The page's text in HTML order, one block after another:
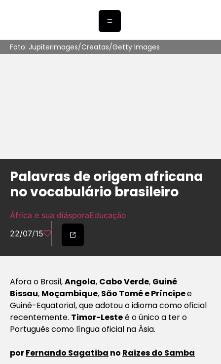
Foto: Jupiterimages/Creatas/Getty Images
Palavras de origem africana
no vocabulário brasileiro
África e sua diásporaEducação
22/07/15
Afora o Brasil,Angola, Cabo Verde, Guiné
Bissau, Moçambique, São Tomé e Príncipee
Guiné-Equatorial, que adotou o idioma como oficial
recentemente. Timor-Lesteé o único a ter o
Português como língua oficial na Ásia.
porFernando Sagatiba no Raizes do Samba